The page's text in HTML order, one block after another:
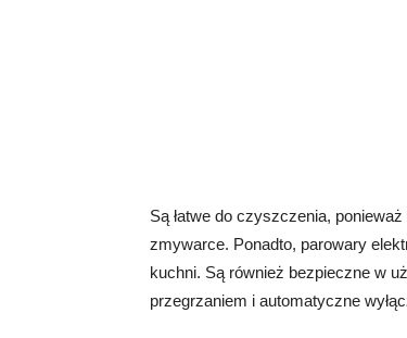
Są łatwe do czyszczenia,
zmywarce. Ponadto, parowary
kuchni. Są również bezpieczne w
przegrzaniem i automatyczne